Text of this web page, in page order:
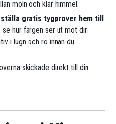
moln och klar himmel.
gratis tygprover hem till
se hur färgen ser ut mot din
i lugn och ro innan du
skickade direkt till din